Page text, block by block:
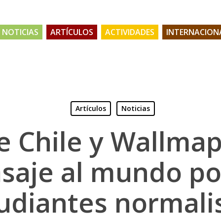
NOTICIAS ARTÍCULOS ACTIVIDADES
Artículos Noticias
Chile y
al mundo